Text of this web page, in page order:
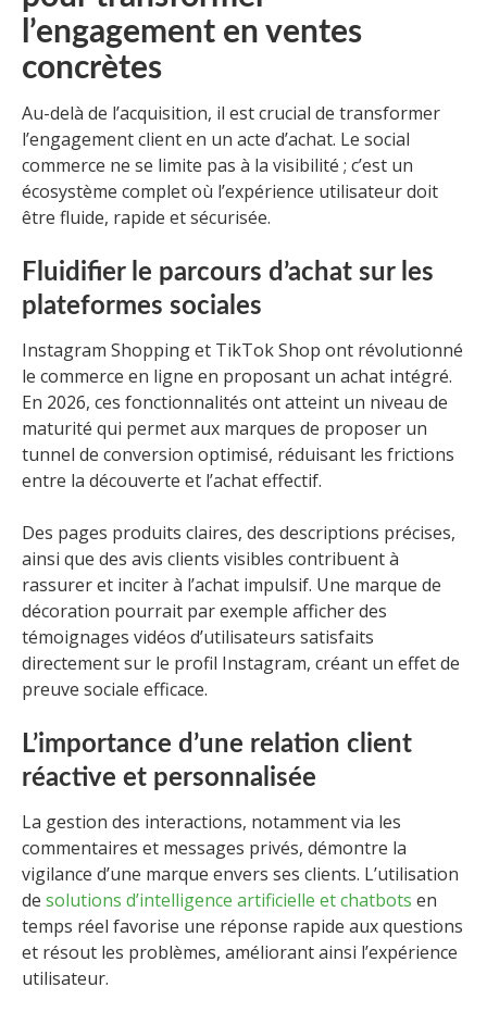
l’engagement en ventes
concrètes
Au-delà de l’acquisition, il est crucial de transformer
l’engagement client en un acte d’achat. Le social
commerce ne se limite pas à la visibilité ; c’est un
écosystème complet où l’expérience utilisateur doit
être fluide, rapide et sécurisée.
Fluidifier le parcours d’achat sur les
plateformes sociales
Instagram Shopping et TikTok Shop ont révolutionné
le commerce en ligne en proposant un achat intégré.
En 2026, ces fonctionnalités ont atteint un niveau de
maturité qui permet aux marques de proposer un
tunnel de conversion optimisé, réduisant les frictions
entre la découverte et l’achat effectif.
Des pages produits claires, des descriptions précises,
ainsi que des avis clients visibles contribuent à
rassurer et inciter à l’achat impulsif. Une marque de
décoration pourrait par exemple afficher des
témoignages vidéos d’utilisateurs satisfaits
directement sur le profil Instagram, créant un effet de
preuve sociale efficace.
L’importance d’une relation client
réactive et personnalisée
La gestion des interactions, notamment via les
commentaires et messages privés, démontre la
vigilance d’une marque envers ses clients. L’utilisation
de solutions d’intelligence artificielle et chatbots en
temps réel favorise une réponse rapide aux questions
et résout les problèmes, améliorant ainsi l’expérience
utilisateur.